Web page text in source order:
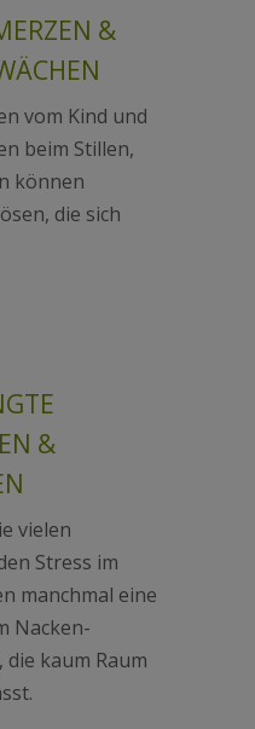
&
vom Kind und
beim Stillen,
können
die sich
&
vielen
Stress im
manchmal eine
Nacken-
kaum Raum